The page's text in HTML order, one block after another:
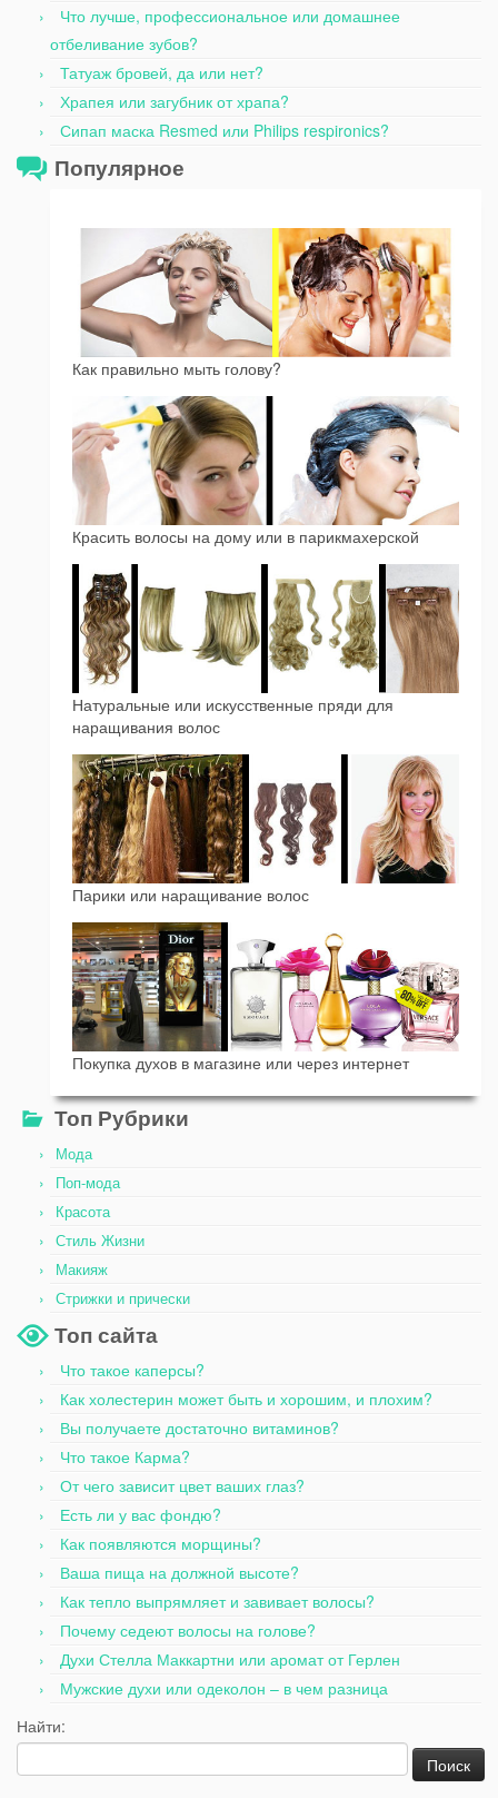
Что лучше, профессиональное или домашнее
отбеливание зубов?
Татуаж бровей, да или нет?
Храпея или загубник от храпа?
Сипап маска Resmed или Philips respironics?
Популярное
Как правильно мыть голову?
Красить волосы на дому или в парикмахерской
Натуральные или искусственные пряди для
наращивания волос
Парики или наращивание волос
Покупка духов в магазине или через интернет
Топ Рубрики
Мода
Поп-мода
Красота
Стиль Жизни
Макияж
Стрижки и прически
Топ сайта
Что такое каперсы?
Как холестерин может быть и хорошим, и плохим?
Вы получаете достаточно витаминов?
Что такое Карма?
От чего зависит цвет ваших глаз?
Есть ли у вас фондю?
Как появляются морщины?
Ваша пища на должной высоте?
Как тепло выпрямляет и завивает волосы?
Почему седеют волосы на голове?
Духи Стелла Маккартни или аромат от Герлен
Мужские духи или одеколон – в чем разница
Найти: